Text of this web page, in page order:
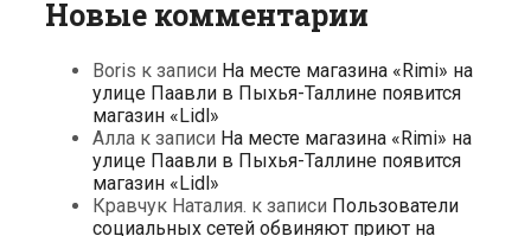
Новые комментарии
Boris к записи На месте магазина «Rimi» на
улице Паавли в Пыхья-Таллине появится
магазин «Lidl»
Алла к записи На месте магазина «Rimi» на
улице Паавли в Пыхья-Таллине появится
магазин «Lidl»
Кравчук Наталия. к записи Пользователи
социальных сетей обвиняют приют на